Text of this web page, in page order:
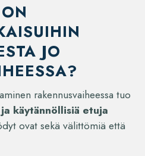
JO
rakennusvaiheessa tuo
käytännöllisiä etuja
ovat sekä välittömiä että